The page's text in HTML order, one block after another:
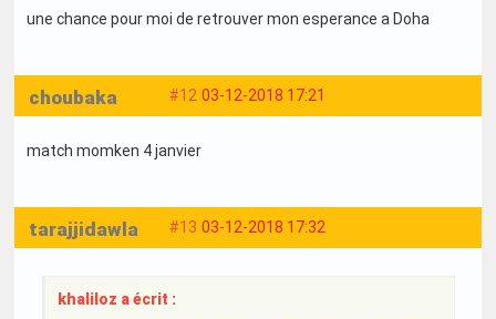
une chance pour moi de retrouver mon esperance a Doha
#12 03-12-2018 17:21
choubaka
match momken 4 janvier
#13 03-12-2018 17:32
tarajjidawla
khaliloz a écrit :